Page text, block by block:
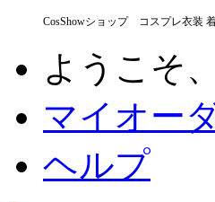
CosShowショップ コスプレ衣装
ようこそ
マイオー
ヘルプ